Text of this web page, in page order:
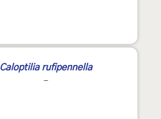
Caloptilia rufipennella
-